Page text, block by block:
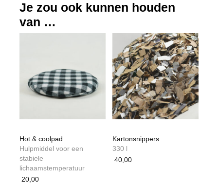
Je zou ook kunnen houden
van …
Hot & coolpad
Hulpmiddel voor een
stabiele
lichaamstemperatuur
20,00
Kartonsnippers
330 l
40,00